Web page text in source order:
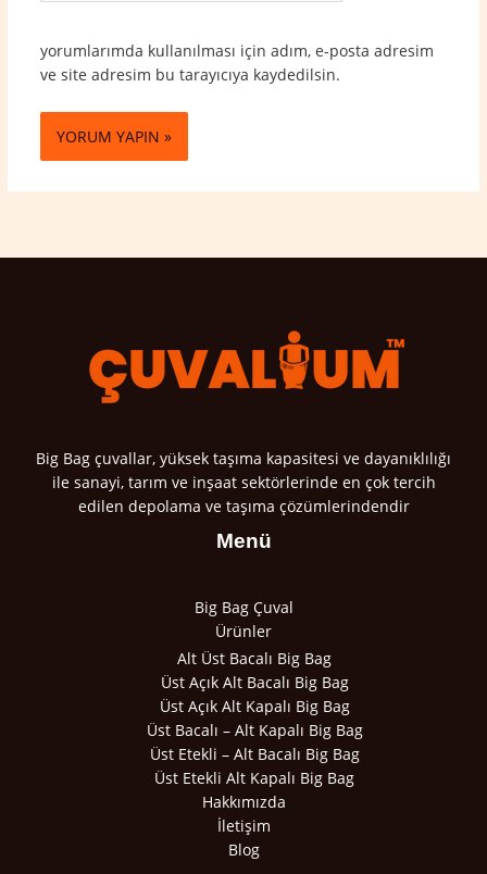
yorumlarımda kullanılması için adım, e-posta adresim
ve site adresim bu tarayıcıya kaydedilsin.
Big Bag çuvallar, yüksek taşıma kapasitesi ve dayanıklılığı
ile sanayi, tarım ve inşaat sektörlerinde en çok tercih
edilen depolama ve taşıma çözümlerindendir
Menü
Big Bag Çuval
Ürünler
Alt Üst Bacalı Big Bag
Üst Açık Alt Bacalı Big Bag
Üst Açık Alt Kapalı Big Bag
Üst Bacalı – Alt Kapalı Big Bag
Üst Etekli – Alt Bacalı Big Bag
Üst Etekli Alt Kapalı Big Bag
Hakkımızda
İletişim
Blog